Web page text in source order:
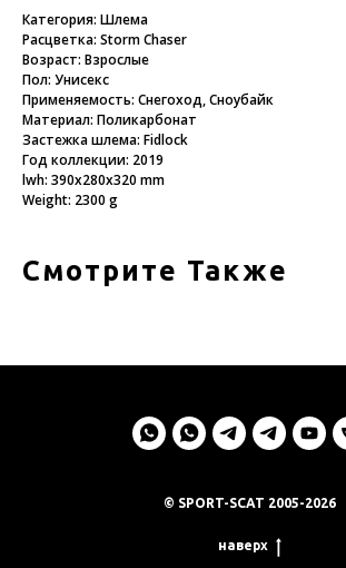
Категория: Шлема
Расцветка: Storm Chaser
Возраст: Взрослые
Пол: Унисекс
Применяемость: Снегоход, Сноубайк
Материал: Поликарбонат
Застежка шлема: Fidlock
Год коллекции: 2019
lwh: 390x280x320 mm
Weight: 2300 g
Смотрите Также
© SPORT-SCAT 2005-2026
наверх